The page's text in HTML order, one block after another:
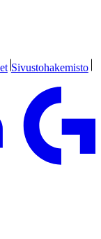
Sivustohakemisto